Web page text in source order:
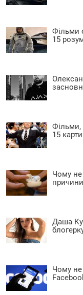
Фільми
15
Фільми,
15
Чому
Даша
Чому